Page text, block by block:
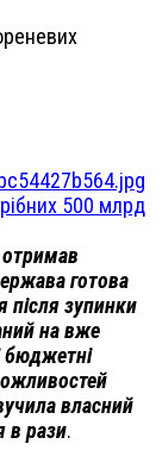
500 млрд
отримав
готова
після зупинки
на вже
бюджетні
власний
в рази.